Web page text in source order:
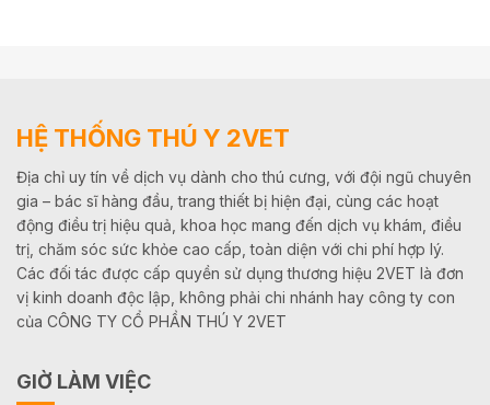
HỆ THỐNG THÚ Y 2VET
Địa chỉ uy tín về dịch vụ dành cho thú cưng, với đội ngũ chuyên
gia – bác sĩ hàng đầu, trang thiết bị hiện đại, cùng các hoạt
động điều trị hiệu quả, khoa học mang đến dịch vụ khám, điều
trị, chăm sóc sức khỏe cao cấp, toàn diện với chi phí hợp lý.
Các đối tác được cấp quyền sử dụng thương hiệu 2VET là đơn
vị kinh doanh độc lập, không phải chi nhánh hay công ty con
của CÔNG TY CỔ PHẦN THÚ Y 2VET
GIỜ LÀM VIỆC